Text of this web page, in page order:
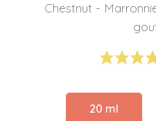
Chestnut -
20 ml